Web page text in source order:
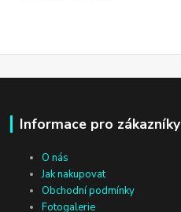
Informace pro zákazníky
O nás
Jak nakupovat
Obchodní podmínky
Fotogalerie